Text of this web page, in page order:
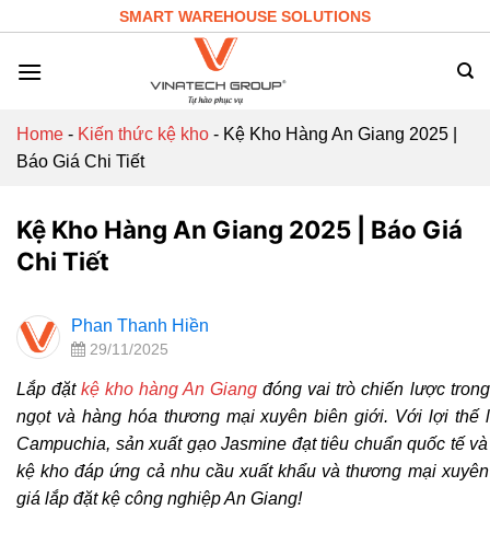
content
SMART WAREHOUSE SOLUTIONS
Home - Kiến thức kệ kho - Kệ Kho Hàng An Giang 2025 |
Báo Giá Chi Tiết
Kệ Kho Hàng An Giang 2025 | Báo Giá
Chi Tiết
Phan Thanh Hiền
29/11/2025
Lắp đặtkệ kho hàng An Giang đóng vai trò chiến lược
ngọt và hàng hóa thương mại xuyên biên giới. Với lợi
Campuchia, sản xuất gạo Jasmine đạt tiêu chuẩn quốc tế
kệ kho đáp ứng cả nhu cầu xuất khẩu và thương mại
giá lắp đặt kệ công nghiệp An Giang!